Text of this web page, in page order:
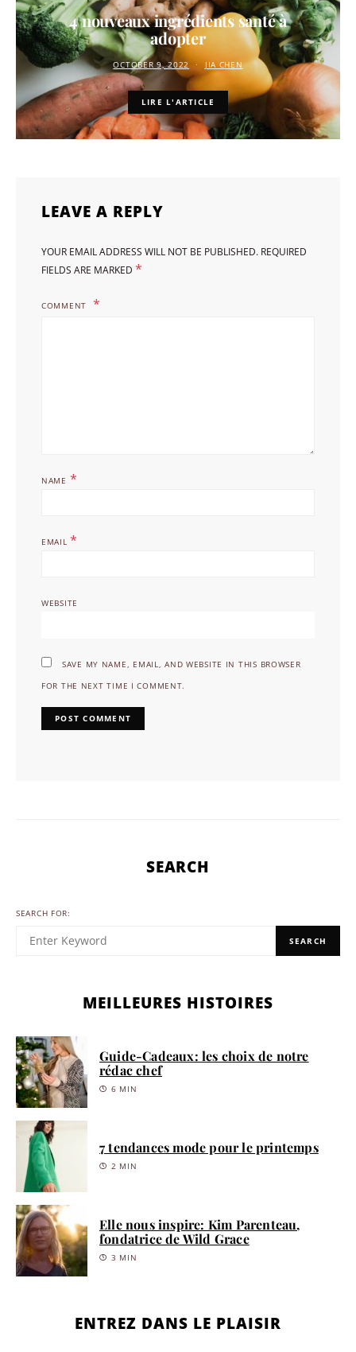
4 nouveaux ingrédients santé à
adopter
OCTOBER 9, 2022 JIA CHEN
LIRE L'ARTICLE
LEAVE A REPLY
YOUR EMAIL ADDRESS WILL NOT BE PUBLISHED. REQUIRED
FIELDS ARE MARKED *
COMMENT
NAME *
EMAIL*
WEBSITE
SAVE MY NAME, EMAIL, AND WEBSITE IN THIS BROWSER
FOR THE NEXT TIME I COMMENT.
SEARCH
SEARCH FOR:
SEARCH
MEILLEURES HISTOIRES
Guide-Cadeaux: les choix de notre
rédac chef
6 MIN
7 tendances mode pour le printemps
2 MIN
Elle nous inspire: Kim Parenteau,
fondatrice de Wild Grace
3 MIN
ENTREZ DANS LE PLAISIR